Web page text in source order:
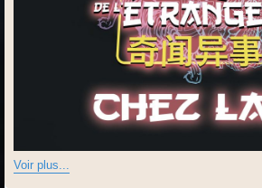
Voir plus...